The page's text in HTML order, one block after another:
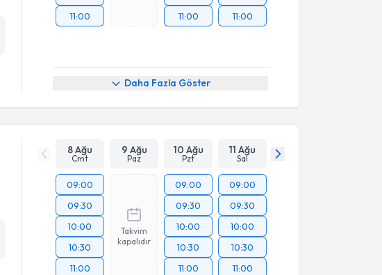
11:00
11:00
11:00
Daha Fazla Göster
8 Ağu
Cmt
9 Ağu
Paz
10 Ağu
Pzt
11 Ağu
Sal
09:00
09:30
10:00
10:30
11:00
Takvim
kapalıdır
09:00
09:30
10:00
10:30
11:00
09:00
09:30
10:00
10:30
11:00